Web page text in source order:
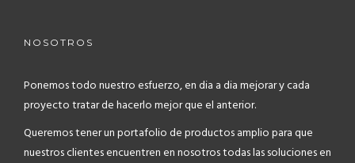
NOSOTROS
Ponemos todo nuestro esfuerzo, en dia a dia mejorar y cada
proyecto tratar de hacerlo mejor que el anterior.
Queremos tener un portafolio de productos amplio para que
nuestros clientes encuentren en nosotros todas las soluciones en